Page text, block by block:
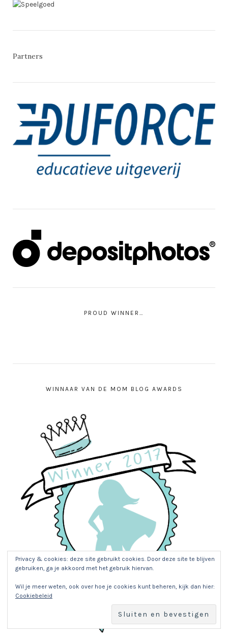
Partners
PROUD WINNER…
WINNAAR VAN DE MOM BLOG AWARDS
Privacy & cookies: deze site gebruikt cookies. Door deze site te blijven
gebruiken, ga je akkoord met het gebruik hiervan.
Wil je meer weten, ook over hoe je cookies kunt beheren, kijk dan hier:
Cookiebeleid